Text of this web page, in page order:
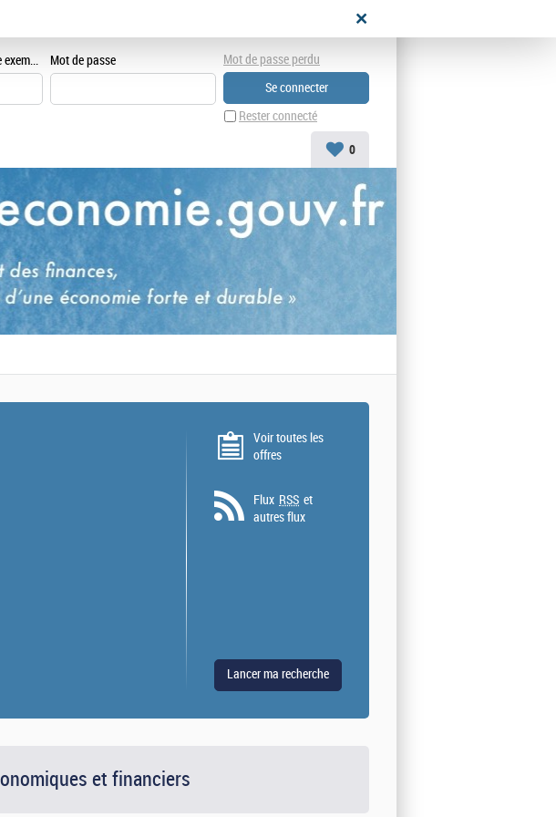
Identifiant (email, de type exemple@exemple.fr) Mot de passe
Rester connecté
Mot de passe perdu
0
Voir toutes les
offres
Flux RSS et
autres flux
et financiers